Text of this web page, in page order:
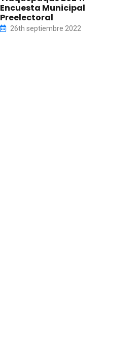
Encuesta Municipal
Preelectoral
26th septiembre 2022